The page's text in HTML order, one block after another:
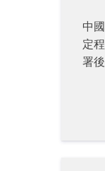
中
定
署